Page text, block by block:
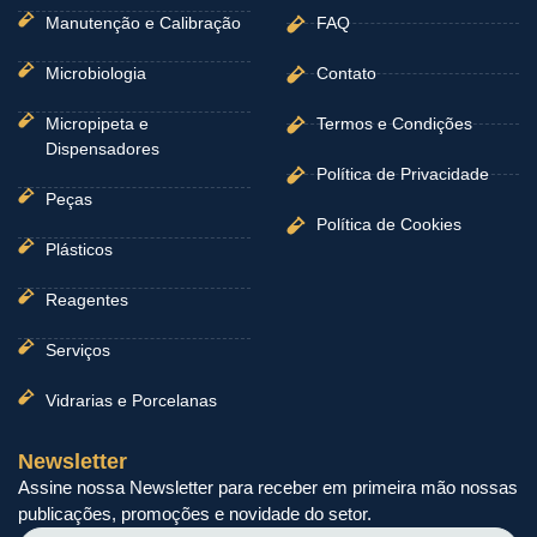
Manutenção e Calibração
Microbiologia
Micropipeta e
Dispensadores
Peças
Plásticos
Reagentes
Serviços
Vidrarias e Porcelanas
FAQ
Contato
Termos e Condições
Política de Privacidade
Política de Cookies
Newsletter
Assine nossa Newsletter para receber em primeira mão nossas
publicações, promoções e novidade do setor.